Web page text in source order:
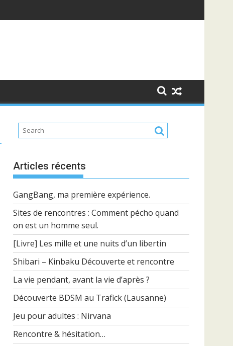
Articles récents
GangBang, ma première expérience.
Sites de rencontres : Comment pécho quand
on est un homme seul.
[Livre] Les mille et une nuits d’un libertin
Shibari – Kinbaku Découverte et rencontre
La vie pendant, avant la vie d’après ?
Découverte BDSM au Trafick (Lausanne)
Jeu pour adultes : Nirvana
Rencontre & hésitation…